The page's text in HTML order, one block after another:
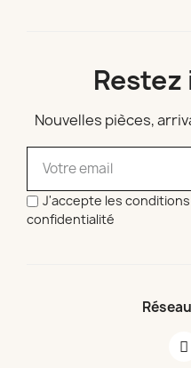
Nouvelles pièces,
J'accepte les
confidentialité